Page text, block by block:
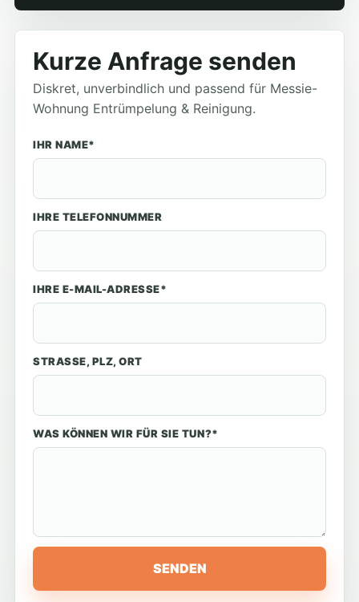
Kurze Anfrage senden
Diskret, unverbindlich und passend für Messie-
Wohnung Entrümpelung & Reinigung.
IHR NAME*
IHRE TELEFONNUMMER
IHRE E-MAIL-ADRESSE*
STRASSE, PLZ, ORT
WAS KÖNNEN WIR FÜR SIE TUN?*
SENDEN